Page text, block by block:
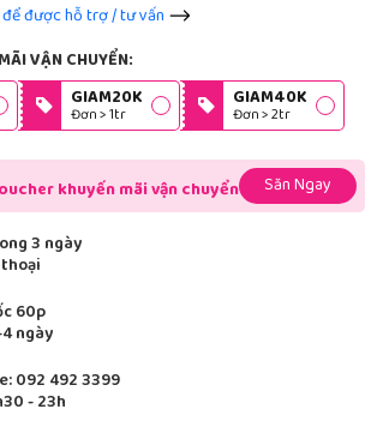
được hỗ trợ / tư vấn
VẬN CHUYỂN:
GIAM20K
Đơn > 1tr
GIAM40K
Đơn > 2tr
khuyến mãi vận chuyển Săn Ngay
3 ngày
60p
ngày
092 492 3399
- 23h